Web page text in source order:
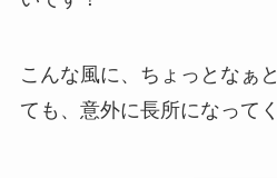
こんな風に、ちょっとなぁ
ても、意外に長所になって